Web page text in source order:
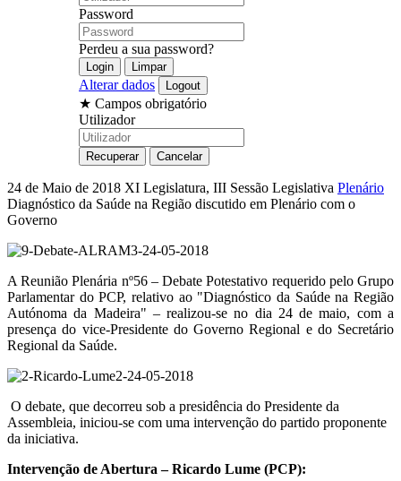
Password
Perdeu a sua password?
Alterar dados
★ Campos obrigatório
Utilizador
24 de Maio de 2018 XI Legislatura, III Sessão Legislativa Plenário
Diagnóstico da Saúde na Região discutido em Plenário com o
Governo
A Reunião Plenária nº56 – Debate Potestativo requerido pelo Grupo
Parlamentar do PCP, relativo ao "Diagnóstico da Saúde na Região
Autónoma da Madeira" – realizou-se no dia 24 de maio, com a
presença do vice-Presidente do Governo Regional e do Secretário
Regional da Saúde.
O debate, que decorreu sob a presidência do Presidente da
Assembleia, iniciou-se com uma intervenção do partido proponente
da iniciativa.
Intervenção de Abertura – Ricardo Lume (PCP):